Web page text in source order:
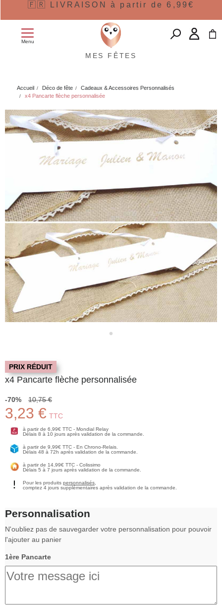
🇫🇷 LIVRAISON à partir de 6,99€
Menu
MES FÊTES
Accueil Déco de fête
Cadeaux & Accessoires Personnalisés
x4 Pancarte flèche personnalisée
PRIX RÉDUIT
x4 Pancarte flèche personnalisée
-70% 10,75 €
3,23 € TTC
à partir de 6,99€ TTC - Mondial Relay
Délais 8 à 10 jours après validation de la commande.
à partir de 9,99€ TTC - En Chrono-Relais.
Délais 48 à 72h après validation de la commande.
à partir de 14,99€ TTC - Colissimo
Délais 5 à 7 jours après validation de la commande.
Pour les produits personnalisés
comptez 4 jours supplémentaires après validation de la commande.
Personnalisation
N'oubliez pas de sauvegarder votre personnalisation pour pouvoir
l'ajouter au panier
1ère Pancarte